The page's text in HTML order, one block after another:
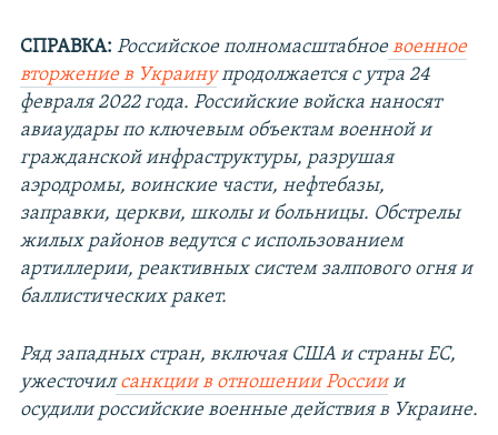
СПРАВКА: Российское полномасштабноевоенное
вторжение в Украинупродолжается с утра 24
февраля 2022 года. Российские войска наносят
авиаудары по ключевым объектам военной и
гражданской инфраструктуры, разрушая
аэродромы, воинские части, нефтебазы,
заправки, церкви, школы и больницы. Обстрелы
жилых районов ведутся с использованием
артиллерии, реактивных систем залпового огня и
баллистических ракет.
Ряд западных стран, включая США и страны ЕС,
ужесточилсанкции в отношении Россиии
осудили российские военные действия в Украине.